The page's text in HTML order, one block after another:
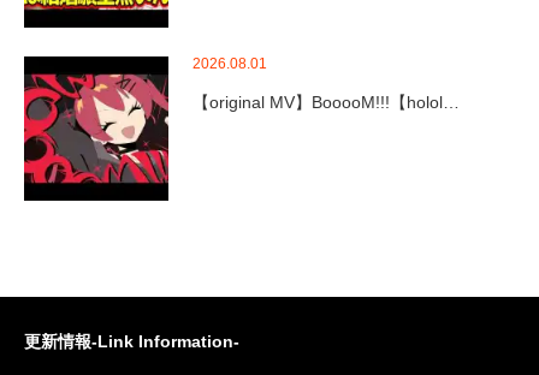
2026.08.01
【original MV】BooooM!!!【holol…
更新情報-Link Information-